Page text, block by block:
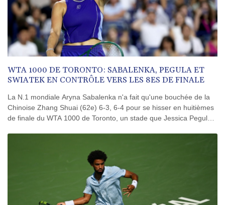
WTA 1000 DE TORONTO: SABALENKA, PEGULA ET
SWIATEK EN CONTRÔLE VERS LES 8ES DE FINALE
La N.1 mondiale Aryna Sabalenka n'a fait qu'une bouchée de la
Chinoise Zhang Shuai (62e) 6-3, 6-4 pour se hisser en huitièmes
de finale du WTA 1000 de Toronto, un stade que Jessica Pegula